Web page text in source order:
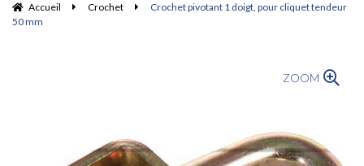
Accueil Crochet
Crochet pivotant 1 doigt, pour cliquet tendeur
50 mm
ZOOM